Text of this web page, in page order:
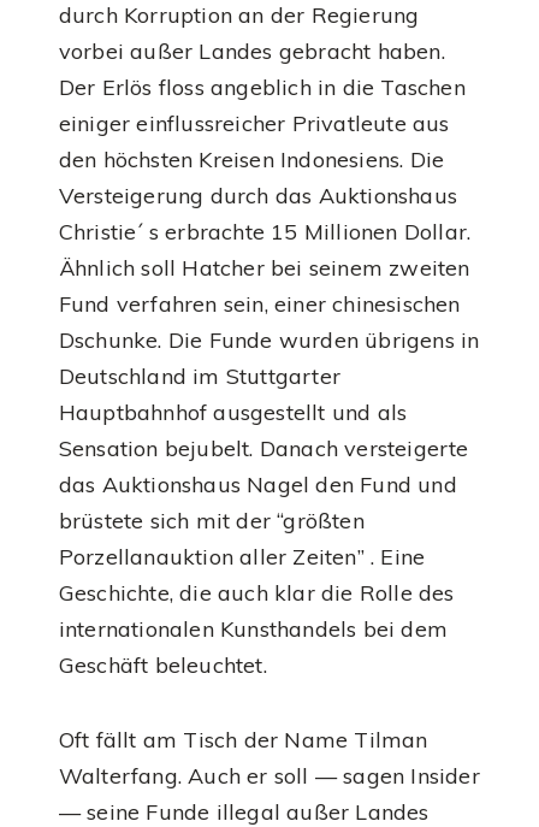
durch Korruption an der Regierung
vorbei außer Landes gebracht haben.
Der Erlös floss angeblich in die Taschen
einiger einflussreicher Privatleute aus
den höchsten Kreisen Indonesiens. Die
Versteigerung durch das Auktionshaus
Christie´ s erbrachte 15 Millionen Dollar.
Ähnlich soll Hatcher bei seinem zweiten
Fund verfahren sein, einer chinesischen
Dschunke. Die Funde wurden übrigens in
Deutschland im Stuttgarter
Hauptbahnhof ausgestellt und als
Sensation bejubelt. Danach versteigerte
das Auktionshaus Nagel den Fund und
brüstete sich mit der “größten
Porzellanauktion aller Zeiten” . Eine
Geschichte, die auch klar die Rolle des
internationalen Kunsthandels bei dem
Geschäft beleuchtet.
Oft fällt am Tisch der Name Tilman
Walterfang. Auch er soll — sagen Insider
— seine Funde illegal außer Landes